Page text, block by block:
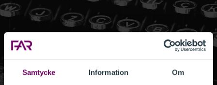
Samtycke Information Om